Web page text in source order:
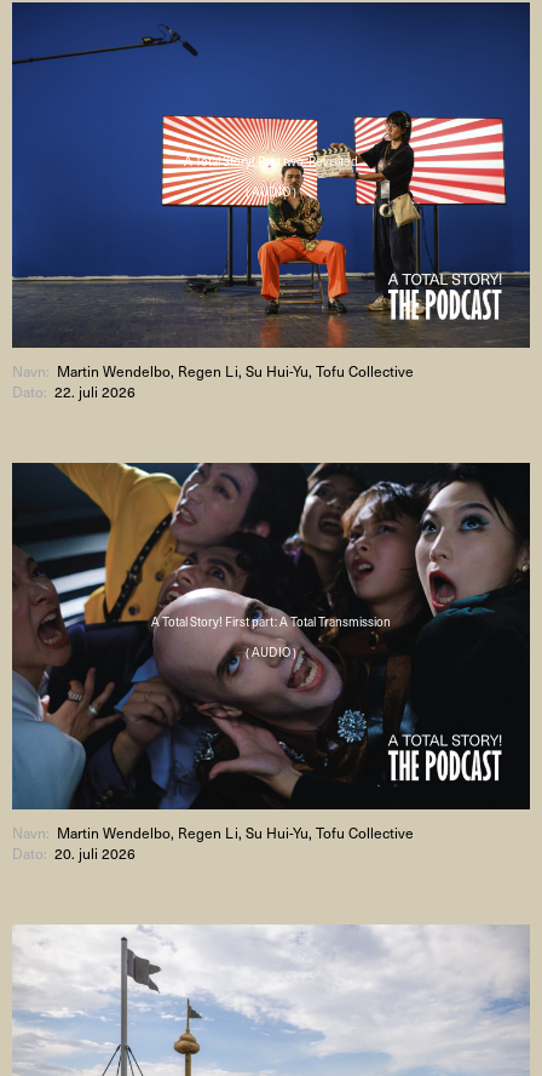
A Total Story! Part two: Revisited
( AUDIO )
Navn: Martin Wendelbo, Regen Li, Su Hui-Yu, Tofu Collective
Dato:22. juli 2026
A Total Story! First part: A Total Transmission
( AUDIO )
Navn: Martin Wendelbo, Regen Li, Su Hui-Yu, Tofu Collective
Dato:20. juli 2026